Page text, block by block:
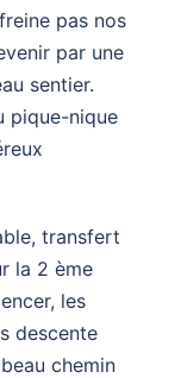
pas nos
par une
sentier.
pique-nique
transfert
la 2 ème
les
descente
chemin